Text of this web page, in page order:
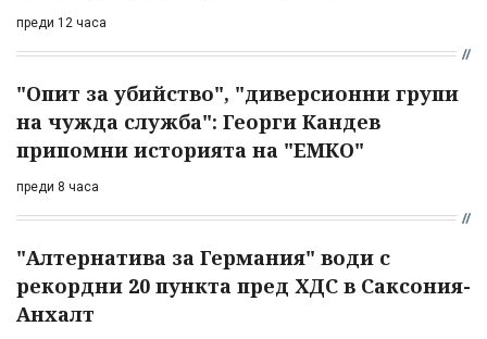
преди 12 часа
"Опит за убийство", "диверсионни групи
на чужда служба": Георги Кандев
припомни историята на "ЕМКО"
преди 8 часа
"Алтернатива за Германия" води с
рекордни 20 пункта пред ХДС в Саксония-
Анхалт